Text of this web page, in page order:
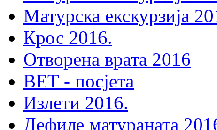
Матурска екскурзија
Крос 2016.
Отворена врата 2016
ВЕТ - посјета
Излети 2016.
Дефиле матураната